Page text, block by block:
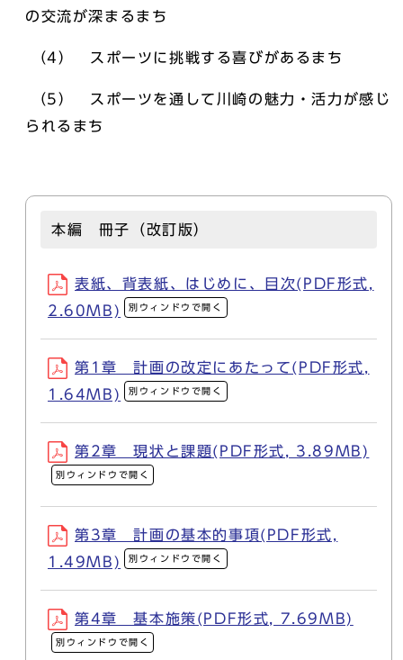
の交流が深まるまち
（4） スポーツに挑戦する喜びがあるまち
（5） スポーツを通して川崎の魅力・活力が感じ
られるまち
本編 冊子（改訂版）
表紙、背表紙、はじめに、目次(PDF形式,
2.60MB)
別ウィンドウで開く
第1章 計画の改定にあたって(PDF形式,
1.64MB)
別ウィンドウで開く
第2章 現状と課題(PDF形式, 3.89MB)
別ウィンドウで開く
第3章 計画の基本的事項(PDF形式,
1.49MB)
別ウィンドウで開く
第4章 基本施策(PDF形式, 7.69MB)
別ウィンドウで開く